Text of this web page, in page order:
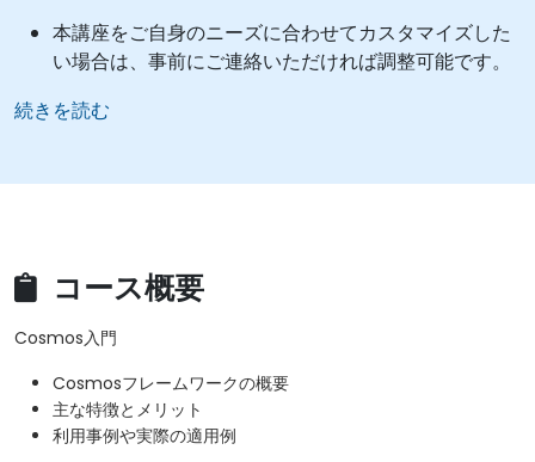
本講座をご自身のニーズに合わせてカスタマイズした
い場合は、事前にご連絡いただければ調整可能です。
続きを読む
コース概要
Cosmos入門
Cosmosフレームワークの概要
主な特徴とメリット
利用事例や実際の適用例